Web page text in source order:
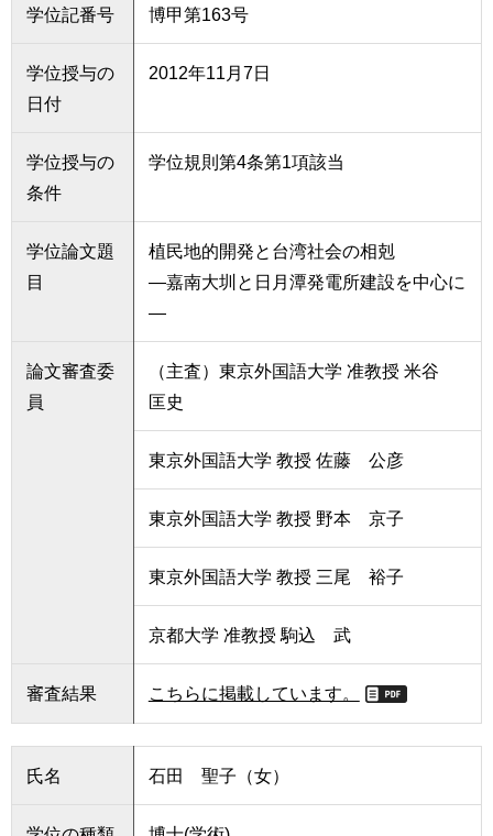
学位記番号 博甲第163号
学位授与の
日付
2012年11月7日
学位授与の
条件
学位規則第4条第1項該当
学位論文題
目
植民地的開発と台湾社会の相剋
―嘉南大圳と日月潭発電所建設を中心に
―
論文審査委
員
（主査）東京外国語大学 准教授 米谷
匡史
東京外国語大学 教授 佐藤 公彦
東京外国語大学 教授 野本 京子
東京外国語大学 教授 三尾 裕子
京都大学 准教授 駒込 武
審査結果 こちらに掲載しています。
氏名 石田 聖子（女）